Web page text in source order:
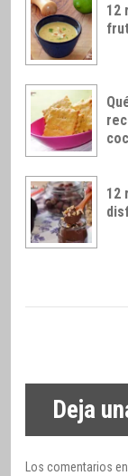
12
12
Deja
Los comentarios